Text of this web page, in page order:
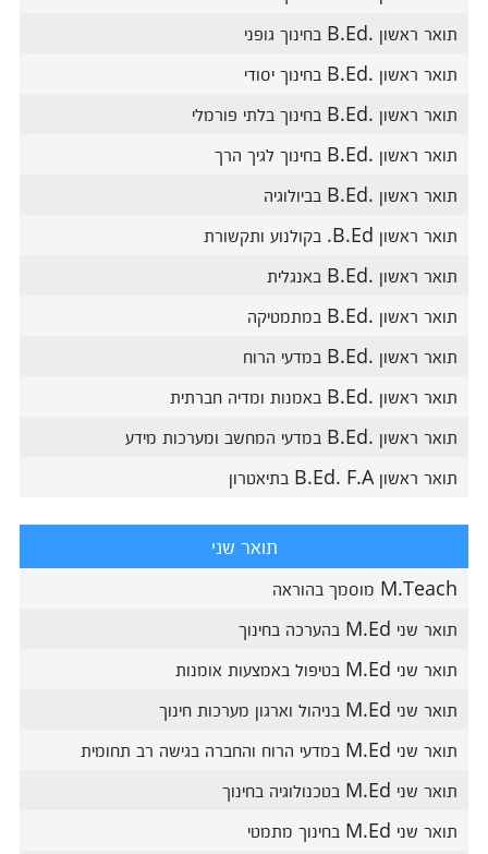
תואר ראשון .B.Ed בחינוך גופני
תואר ראשון .B.Ed בחינוך יסודי
תואר ראשון .B.Ed בחינוך בלתי פורמלי
תואר ראשון .B.Ed בחינוך לגיך הרך
תואר ראשון .B.Ed בביולוגיה
תואר ראשון B.Ed. בקולנוע ותקשורת
תואר ראשון .B.Ed באנגלית
תואר ראשון .B.Ed במתמטיקה
תואר ראשון .B.Ed במדעי הרוח
תואר ראשון .B.Ed באמנות ומדיה חברתית
תואר ראשון .B.Ed במדעי המחשב ומערכות מידע
תואר ראשון B.Ed. F.A בתיאטרון
תואר שני
M.Teach מוסמך בהוראה
תואר שני M.Ed בהערכה בחינוך
תואר שני M.Ed בטיפול באמצעות אומנות
תואר שני M.Ed בניהול וארגון מערכות חינוך
תואר שני M.Ed במדעי הרוח והחברה בגישה רב תחומית
תואר שני M.Ed בטכנולוגיה בחינוך
תואר שני M.Ed בחינוך מתמטי